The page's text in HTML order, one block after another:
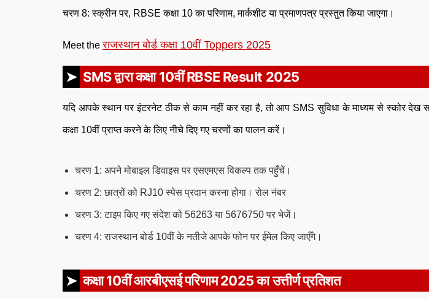
चरण 8: स्क्रीन पर, RBSE कक्षा 10 का परिणाम, मार्कशीट या प्रमाणपत्र प्रस्तुत किया जाएगा।
Meet theराजस्थान बोर्ड कक्षा 10वीं Toppers 2025
SMS द्वारा कक्षा 10वीं RBSE Result 2025
यदि आपके स्थान पर इंटरनेट ठीक से काम नहीं कर रहा है, तो आप SMS सुविधा के माध्यम से स्कोर देख
कक्षा 10वीं प्राप्त करने के लिए नीचे दिए गए चरणों का पालन करें।
चरण 1: अपने मोबाइल डिवाइस पर एसएमएस विकल्प तक पहुँचें।
चरण 2: छात्रों को RJ10 स्पेस प्रदान करना होगा। रोल नंबर
चरण 3: टाइप किए गए संदेश को 56263 या 5676750 पर भेजें।
चरण 4: राजस्थान बोर्ड 10वीं के नतीजे आपके फोन पर ईमेल किए जाएँगे।
कक्षा 10वीं आरबीएसई परिणाम 2025 का उत्तीर्ण प्रतिशत